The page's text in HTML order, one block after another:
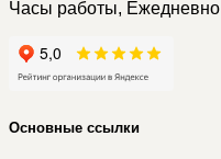
Часы работы, Ежедневно
Основные ссылки